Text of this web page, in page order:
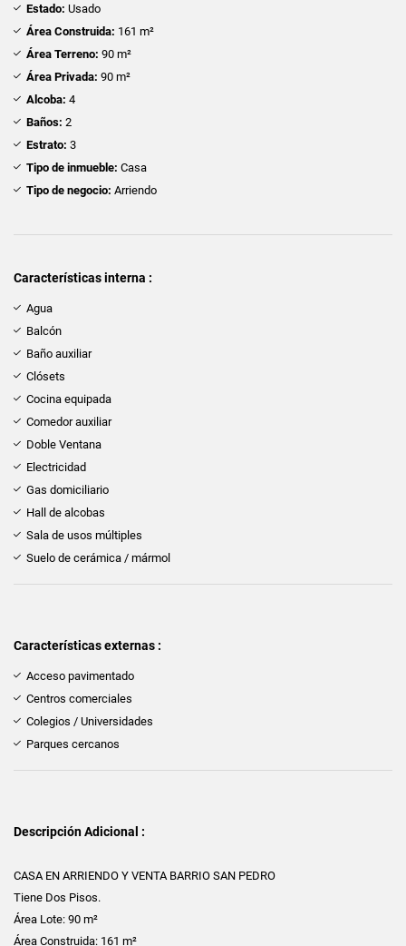
Estado: Usado
Área Construida: 161 m²
Área Terreno: 90 m²
Área Privada: 90 m²
Alcoba: 4
Baños: 2
Estrato: 3
Tipo de inmueble: Casa
Tipo de negocio: Arriendo
Características interna :
Agua
Balcón
Baño auxiliar
Clósets
Cocina equipada
Comedor auxiliar
Doble Ventana
Electricidad
Gas domiciliario
Hall de alcobas
Sala de usos múltiples
Suelo de cerámica / mármol
Características externas :
Acceso pavimentado
Centros comerciales
Colegios / Universidades
Parques cercanos
Descripción Adicional :
CASA EN ARRIENDO Y VENTA BARRIO SAN PEDRO
Tiene Dos Pisos.
Área Lote: 90 m²
Área Construida: 161 m²